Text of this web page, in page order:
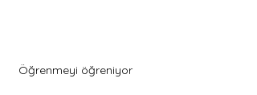
Öğrenmeyi öğreniyor